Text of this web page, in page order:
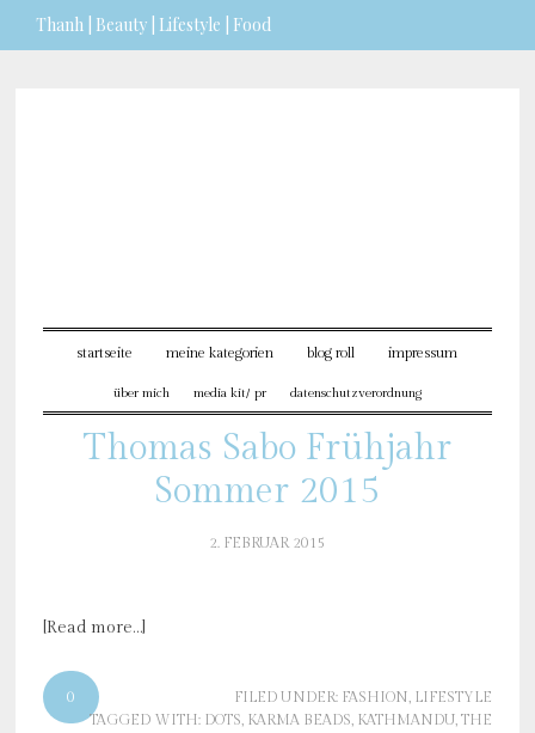
Thanh | Beauty | Lifestyle | Food
startseite meine kategorien blog roll impressum
über mich media kit/ pr datenschutzverordnung
Thomas Sabo Frühjahr
Sommer 2015
2. FEBRUAR 2015
[Read more…]
0 FILED UNDER: FASHION, LIFESTYLE
TAGGED WITH: DOTS, KARMA BEADS, KATHMANDU,THE